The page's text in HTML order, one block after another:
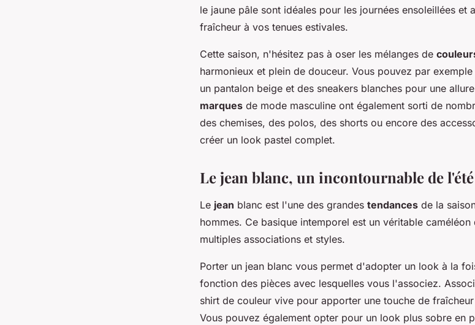
le jaune pâle sont idéales pour les journées ensoleillées et
fraîcheur à vos tenues estivales.
Cette saison, n'hésitez pas à oser les mélanges de
harmonieux et plein de douceur. Vous pouvez par
un pantalon beige et des sneakers blanches pour une
marques de mode masculine ont également sorti de
des chemises, des polos, des shorts ou encore des
créer un look pastel complet.
Le jean blanc, un incontournable de l'été
Le jean blanc est l'une des grandes tendances de la
hommes. Ce basique intemporel est un véritable
multiples associations et styles.
Porter un jean blanc vous permet d'adopter un look à la
fonction des pièces avec lesquelles vous l'associez.
shirt de couleur vive pour apporter une touche de
Vous pouvez également opter pour un look plus sobre en